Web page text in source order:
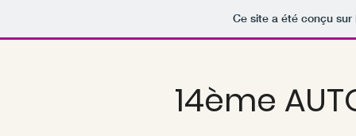
Ce site a été conçu
14ème